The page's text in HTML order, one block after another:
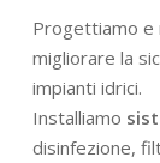
Progettiamo e
migliorare la
impianti idrici.
Installiamo
disinfezione,